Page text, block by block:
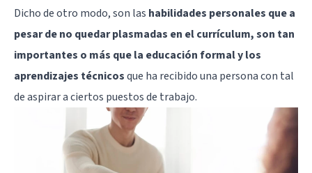
Dicho de otro modo, son las habilidades personales que a
pesar de no quedar plasmadas en el currículum, son tan
importantes o más que la educación formal y los
aprendizajes técnicosque ha recibido una persona con tal
de aspirar a ciertos puestos de trabajo.